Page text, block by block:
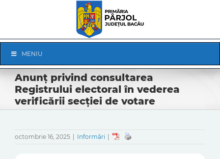
Navigation
MENIU
Anunț privind consultarea
Registrului electoral în vederea
verificării secției de votare
octombrie 16, 2025 Informări